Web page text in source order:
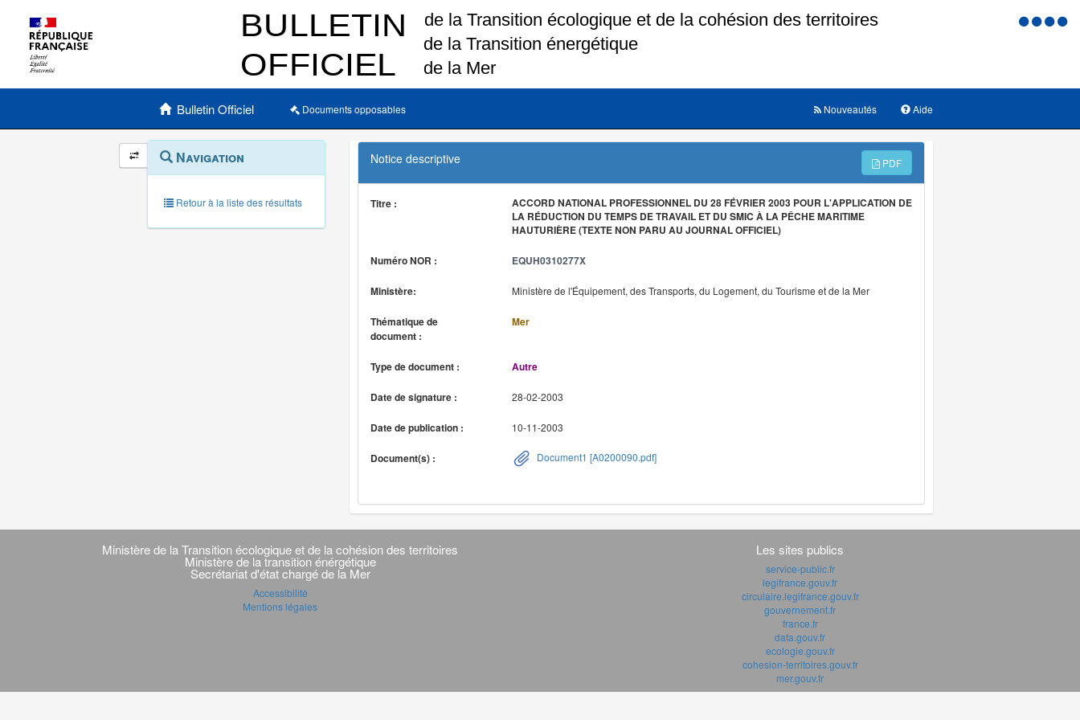
Menu
Menu principal
Bulletin Officiel Documents opposables Aide
Nouveautés
Navigation
et
outils
annexes
Menu
contextuel
Navigation
Retour à la liste des résultats
Notice descriptive PDF
Titre :
ACCORD NATIONAL PROFESSIONNEL DU 28 FÉVRIER 2003 POUR L'APPLICATION DE
LA RÉDUCTION DU TEMPS DE TRAVAIL ET DU SMIC À LA PÊCHE MARITIME
HAUTURIÈRE (TEXTE NON PARU AU JOURNAL OFFICIEL)
Numéro NOR : EQUH0310277X
Ministère: Ministère de l'Équipement, des Transports, du Logement, du Tourisme et de la Mer
Thématique de
document :
Mer
Type de document : Autre
Date de signature : 28-02-2003
Date de publication : 10-11-2003
Document(s) : Document1 [A0200090.pdf]
Navigation
transverseMinistère de la Transition écologique et de la cohésion des territoires
Ministère de la transition énérgétique
Secrétariat d'état chargé de la Mer
Accessibilité
Mentions légales
Les sites publics
service-public.fr
legifrance.gouv.fr
circulaire.legifrance.gouv.fr
gouvernement.fr
france.fr
data.gouv.fr
ecologie.gouv.fr
cohesion-territoires.gouv.fr
mer.gouv.fr